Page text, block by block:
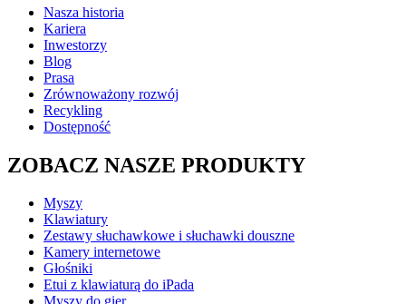
Nasza historia
Kariera
Inwestorzy
Blog
Prasa
Zrównoważony rozwój
Recykling
Dostępność
ZOBACZ NASZE PRODUKTY
Myszy
Klawiatury
Zestawy słuchawkowe i słuchawki douszne
Kamery internetowe
Głośniki
Etui z klawiaturą do iPada